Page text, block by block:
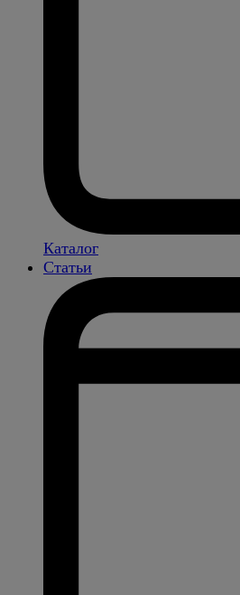
Каталог
Статьи